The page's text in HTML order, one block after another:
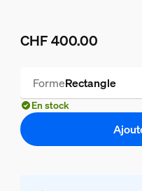
CHF 400.00
FormeRectangle
En stock